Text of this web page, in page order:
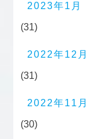
2023年1月
(31)
2022年12月
(31)
2022年11月
(30)